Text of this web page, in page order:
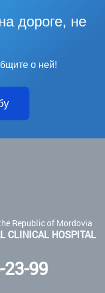
дороге, не
о ней!
Republic of Mordovia
CLINICAL HOSPITAL
99